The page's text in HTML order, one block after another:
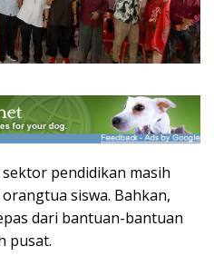
pendidikan masih
siswa. Bahkan,
dari bantuan-bantuan
pusat.